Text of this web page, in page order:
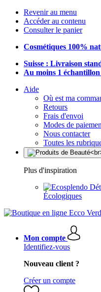
Revenir au menu
Accéder au contenu
Consulter le panier
Cosmétiques 100%
Suisse : Livraison
Au moins 1
Aide
Où est ma
Retours
Frais d'envoi
Modes de
Nous contacter
Toutes les
Plus d'inspiration
Écologiques
Mon compte
Identifiez-vous
Nouveau client ?
Créer un compte